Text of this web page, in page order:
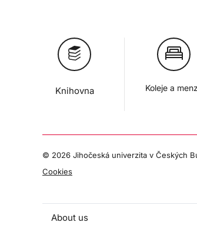
Knihovna Koleje a
© 2026 Jihočeská univerzita v Českých
Cookies
About us